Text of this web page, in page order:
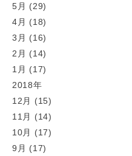
5月 (29)
4月 (18)
3月 (16)
2月 (14)
1月 (17)
2018年
12月 (15)
11月 (14)
10月 (17)
9月 (17)